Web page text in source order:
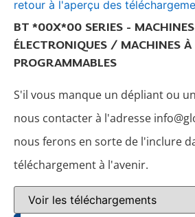
retour à l'aperçu des
BT *00X*00 SERIES -
ÉLECTRONIQUES / MACHINES À
PROGRAMMABLES
S'il vous manque un dépliant ou
nous contacter à l'adresse
nous ferons en sorte de l'inclure
téléchargement à l'avenir.